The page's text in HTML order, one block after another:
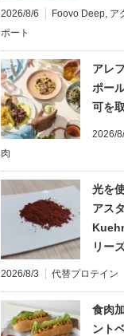
2026/8/6 Foovo Deep, ア
ポート
アレ
ポー
可を
2026/
肉
光を
アス
リー
2026/8/3 代替プロテイン
食肉
ント